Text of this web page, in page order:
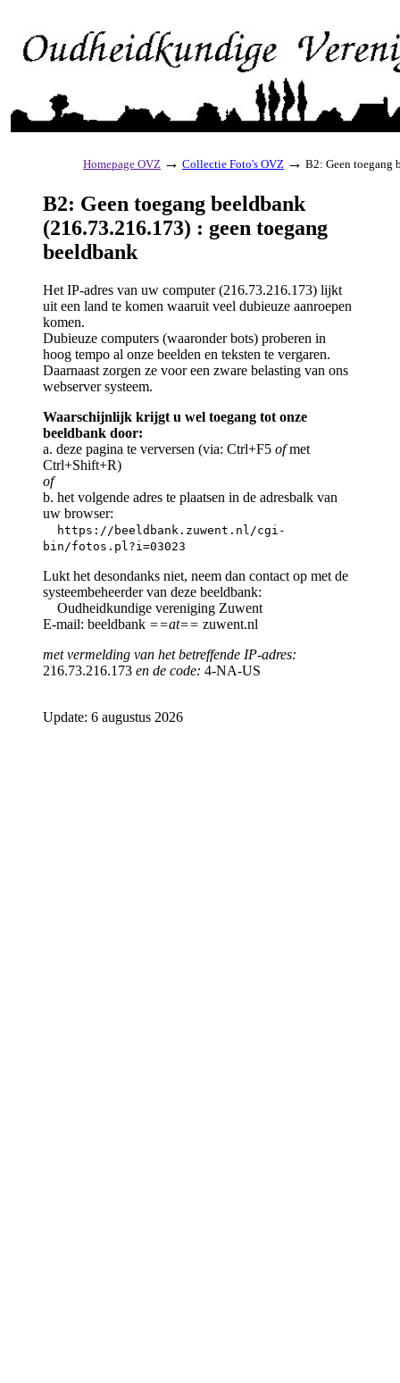
Homepage OVZ → Collectie Foto's OVZ → B2: Geen toegang
B2: Geen toegang beeldbank
(216.73.216.173) : geen toegang
beeldbank
Het IP-adres van uw computer (216.73.216.173) lijkt
uit een land te komen waaruit veel dubieuze aanroepen
komen.
Dubieuze computers (waaronder bots) proberen in
hoog tempo al onze beelden en teksten te vergaren.
Daarnaast zorgen ze voor een zware belasting van ons
webserver systeem.
Waarschijnlijk krijgt u wel toegang tot onze
beeldbank door:
a. deze pagina te verversen (via: Ctrl+F5 ofmet
Ctrl+Shift+R)
of
b. het volgende adres te plaatsen in de adresbalk van
uw browser:
https://beeldbank.zuwent.nl/cgi-
bin/fotos.pl?i=03023
Lukt het desondanks niet, neem dan contact op met de
systeembeheerder van deze beeldbank:
Oudheidkundige vereniging Zuwent
E-mail: beeldbank ==at== zuwent.nl
met vermelding van het betreffende IP-adres:
216.73.216.173 en de code: 4-NA-US
Update: 6 augustus 2026